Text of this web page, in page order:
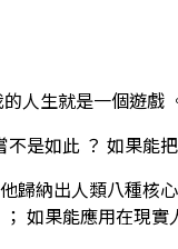
人生就是一個遊戲
是如此 ？ 如果
歸納出人類八種
如果能應用在現實